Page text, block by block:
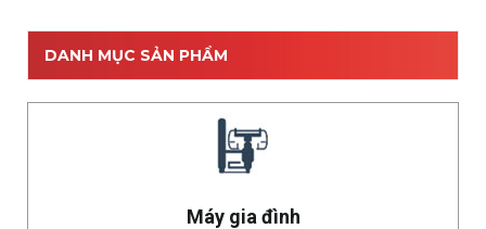
DANH MỤC SẢN PHẨM
Máy gia đình